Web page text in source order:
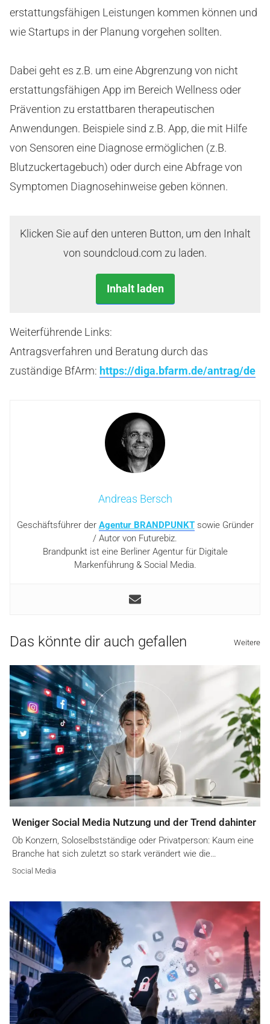
erstattungsfähigen Leistungen kommen können und
wie Startups in der Planung vorgehen sollten.
Dabei geht es z.B. um eine Abgrenzung von nicht
erstattungsfähigen App im Bereich Wellness oder
Prävention zu erstattbaren therapeutischen
Anwendungen. Beispiele sind z.B. App, die mit Hilfe
von Sensoren eine Diagnose ermöglichen (z.B.
Blutzuckertagebuch) oder durch eine Abfrage von
Symptomen Diagnosehinweise geben können.
Klicken Sie auf den unteren Button, um den Inhalt
von soundcloud.com zu laden.
Inhalt laden
Weiterführende Links:
Antragsverfahren und Beratung durch das
zuständige BfArm: https://diga.bfarm.de/antrag/de
Andreas Bersch
Geschäftsführer der Agentur BRANDPUNKTsowie Gründer
/ Autor von Futurebiz.
Brandpunkt ist eine Berliner Agentur für Digitale
Markenführung & Social Media.
Das könnte dir auch gefallen Weitere
Weniger Social Media Nutzung und der Trend dahinter
Ob Konzern, Soloselbstständige oder Privatperson: Kaum eine
Branche hat sich zuletzt so stark verändert wie die…
Social Media